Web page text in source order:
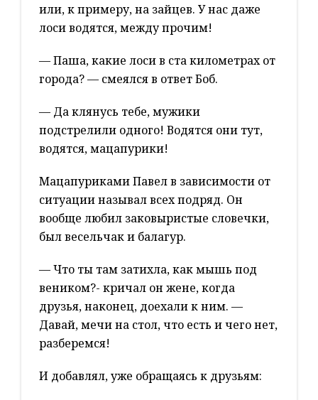
или, к примеру, на зайцев. У нас даже
лоси водятся, между прочим!
— Паша, какие лоси в ста километрах от
города? — смеялся в ответ Боб.
— Да клянусь тебе, мужики
подстрелили одного! Водятся они тут,
водятся, мацапурики!
Мацапуриками Павел в зависимости от
ситуации называл всех подряд. Он
вообще любил заковыристые словечки,
был весельчак и балагур.
— Что ты там затихла, как мышь под
веником?- кричал он жене, когда
друзья, наконец, доехали к ним. —
Давай, мечи на стол, что есть и чего нет,
разберемся!
И добавлял, уже обращаясь к друзьям: